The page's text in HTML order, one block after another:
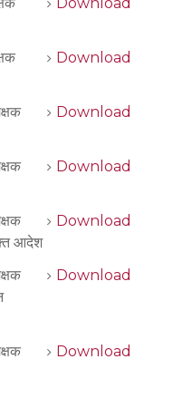
Download
Download
Download
आदेश
Download
Download
Download